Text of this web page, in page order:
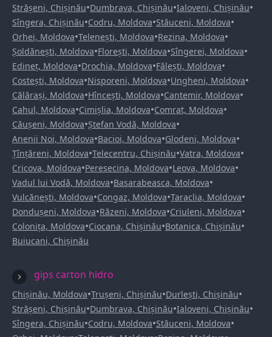
Strășeni, Chișinău•Dumbrava, Chișinău•Ialoveni, Chișinău•
Sîngera, Chișinău•Codru, Moldova•Stăuceni, Moldova•
Orhei, Moldova•Telenești, Moldova•Rezina, Moldova•
Șoldănești, Moldova•Florești, Moldova•Sîngerei, Moldova•
Edineț, Moldova•Drochia, Moldova•Fălești, Moldova•
Costești, Moldova•Nisporeni, Moldova•Ungheni, Moldova•
Călărași, Moldova•Hîncești, Moldova•Cantemir, Moldova•
Cahul, Moldova•Cimișlia, Moldova•Comrat, Moldova•
Căușeni, Moldova•Ștefan Vodă, Moldova•
Anenii Noi, Moldova•Bacioi, Moldova•Glodeni, Moldova•
Țînțăreni, Moldova•Telecentru, Chișinău•Vatra, Moldova•
Cricova, Moldova•Peresecina, Moldova•Leova, Moldova•
Vadul lui Vodă, Moldova•Basarabeasca, Moldova•
Vulcănești, Moldova•Congaz, Moldova•Taraclia, Moldova•
Dondușeni, Moldova•Răzeni, Moldova•Criuleni, Moldova•
Colonița, Moldova•Ciocana, Chișinău•Botanica, Chișinău•
Buiucani, Chișinău
gips carton hidro
Chișinău, Moldova•Trușeni, Chișinău•Durlești, Chișinău•
Strășeni, Chișinău•Dumbrava, Chișinău•Ialoveni, Chișinău•
Sîngera, Chișinău•Codru, Moldova•Stăuceni, Moldova•